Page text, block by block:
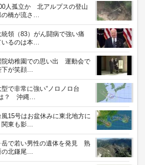
人孤立か 北アルプスの登山
の橋が流さ…
領（83）がん闘病で強い痛
るのは本…
院幼稚園での思い出 運動会で
下が笑顔…
型で非常に強い“ノロノロ台
は？ 沖縄…
風15号はお盆休みに東北地方に
東も影…
岳で若い男性の遺体を発見 熟
の北鎌尾…